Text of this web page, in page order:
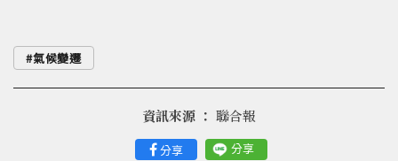
氣候變遷
分享 分享
資訊來源 ： 聯合報